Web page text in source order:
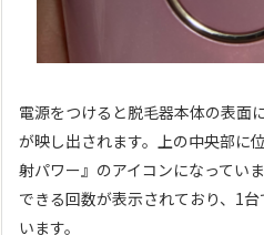
電源をつけると脱毛器本体の表面
が映し出されます。上の中央部に
射パワー』のアイコンになってい
できる回数が表示されており、1
います。